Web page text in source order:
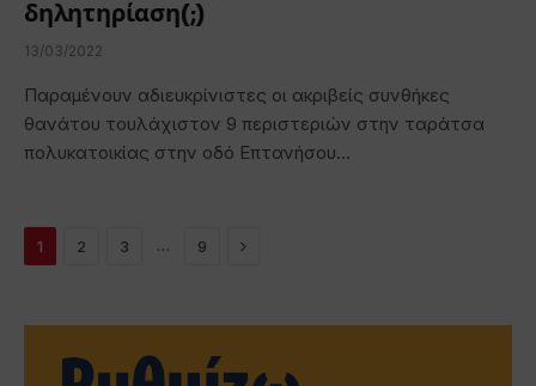
δηλητηρίαση(;)
13/03/2022
Παραμένουν αδιευκρίνιστες οι ακριβείς συνθήκες
θανάτου τουλάχιστον 9 περιστεριών στην ταράτσα
πολυκατοικίας στην οδό Επτανήσου…
1 2 3 … 9 Next